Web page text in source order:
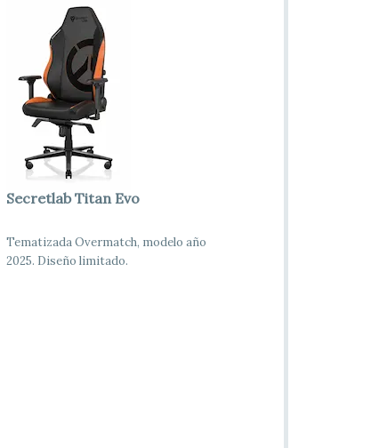
Secretlab Titan Evo
Tematizada Overmatch, modelo año
2025. Diseño limitado.